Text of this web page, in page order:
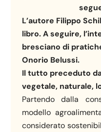
L’autore Filippo
libro. A seguire,
bresciano di
Onorio Belussi.
Il tutto preceduto
vegetale, naturale,
Partendo dalla
modello
considerato